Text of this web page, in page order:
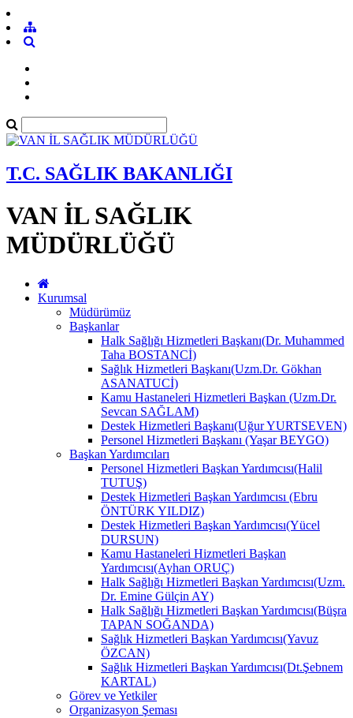
T.C. SAĞLIK BAKANLIĞI
VAN İL SAĞLIK
MÜDÜRLÜĞÜ
Kurumsal
Müdürümüz
Başkanlar
Halk Sağlığı Hizmetleri Başkanı(Dr. Muhammed
Taha BOSTANCİ)
Sağlık Hizmetleri Başkanı(Uzm.Dr. Gökhan
ASANATUCİ)
Kamu Hastaneleri Hizmetleri Başkan (Uzm.Dr.
Sevcan SAĞLAM)
Destek Hizmetleri Başkanı(Uğur YURTSEVEN)
Personel Hizmetleri Başkanı (Yaşar BEYGO)
Başkan Yardımcıları
Personel Hizmetleri Başkan Yardımcısı(Halil
TUTUŞ)
Destek Hizmetleri Başkan Yardımcısı (Ebru
ÖNTÜRK YILDIZ)
Destek Hizmetleri Başkan Yardımcısı(Yücel
DURSUN)
Kamu Hastaneleri Hizmetleri Başkan
Yardımcısı(Ayhan ORUÇ)
Halk Sağlığı Hizmetleri Başkan Yardımcısı(Uzm.
Dr. Emine Gülçin AY)
Halk Sağlığı Hizmetleri Başkan Yardımcısı(Büşra
TAPAN SOĞANDA)
Sağlık Hizmetleri Başkan Yardımcısı(Yavuz
ÖZCAN)
Sağlık Hizmetleri Başkan Yardımcısı(Dt.Şebnem
KARTAL)
Görev ve Yetkiler
Organizasyon Şeması